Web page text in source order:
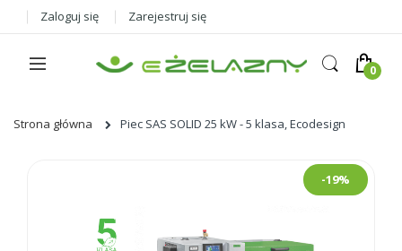
Zaloguj się Zarejestruj się
Strona główna Piec SAS SOLID 25 kW - 5 klasa, Ecodesign
-19%